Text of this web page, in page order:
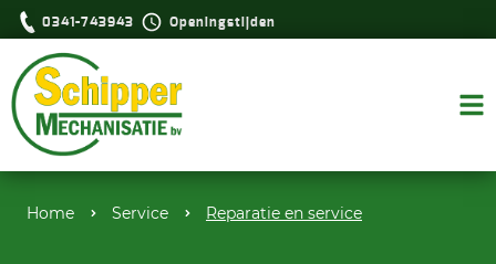
0341-743943 Openingstijden
Home Service Reparatie en service